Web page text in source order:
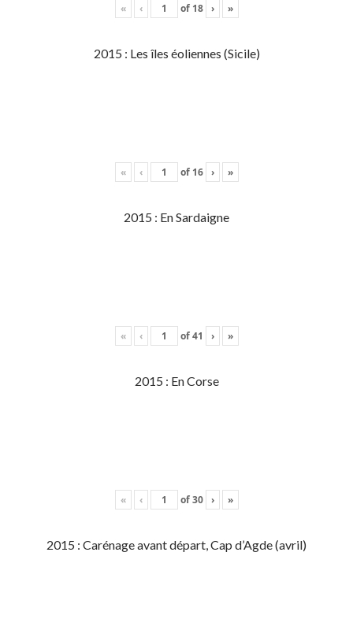
« ‹ of 18 › »
2015 : Les îles éoliennes (Sicile)
« ‹ of 16 › »
2015 : En Sardaigne
« ‹ of41 › »
2015 : En Corse
« ‹ of30 › »
2015 : Carénage avant départ, Cap d’Agde (avril)